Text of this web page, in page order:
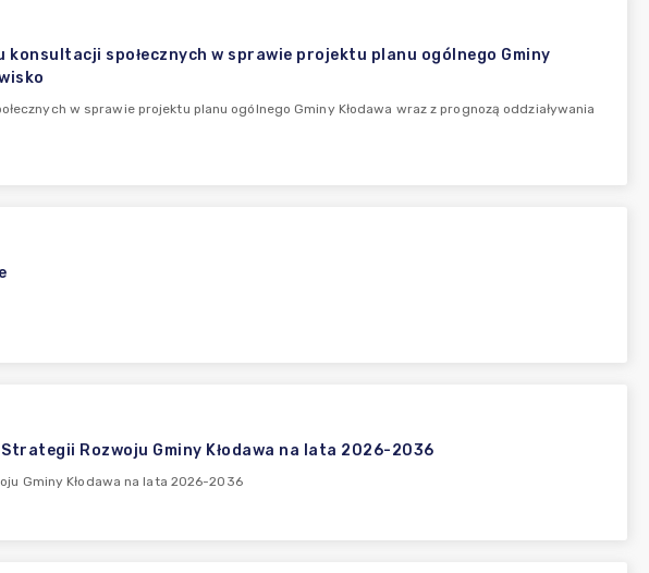
konsultacji społecznych w sprawie projektu planu ogólnego Gminy
w sprawie projektu planu ogólnego Gminy Kłodawa wraz z prognozą oddziaływania
Rozwoju Gminy Kłodawa na lata 2026-2036
Gminy Kłodawa na lata 2026-2036